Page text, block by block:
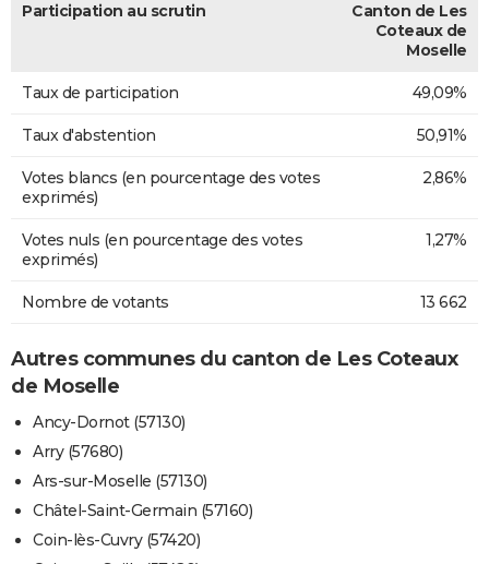
Participation au scrutin
Canton de Les
Coteaux de
Moselle
Taux de participation 49,09%
Taux d'abstention 50,91%
Votes blancs (en pourcentage des votes
exprimés)
2,86%
Votes nuls (en pourcentage des votes
exprimés)
1,27%
Nombre de votants 13 662
Autres communes du canton de Les Coteaux
de Moselle
Ancy-Dornot (57130)
Arry (57680)
Ars-sur-Moselle (57130)
Châtel-Saint-Germain (57160)
Coin-lès-Cuvry (57420)